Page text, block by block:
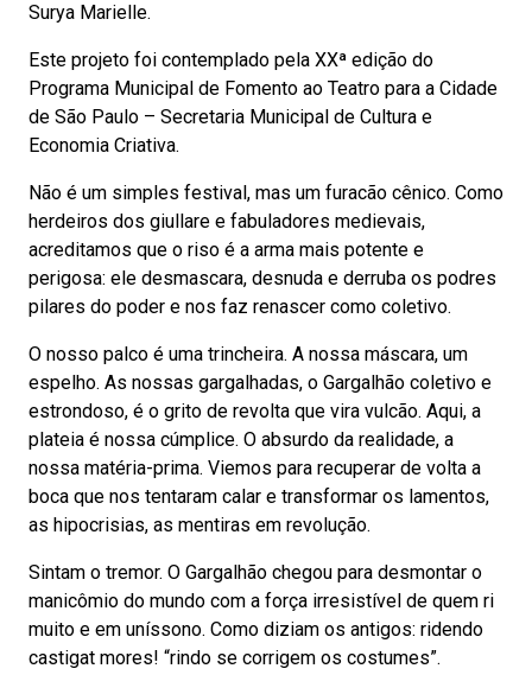
Surya Marielle.
Este projeto foi contemplado pela XXª edição do
Programa Municipal de Fomento ao Teatro para a Cidade
de São Paulo – Secretaria Municipal de Cultura e
Economia Criativa.
Não é um simples festival, mas um furacão cênico. Como
herdeiros dos giullare e fabuladores medievais,
acreditamos que o riso é a arma mais potente e
perigosa: ele desmascara, desnuda e derruba os podres
pilares do poder e nos faz renascer como coletivo.
O nosso palco é uma trincheira. A nossa máscara, um
espelho. As nossas gargalhadas, o Gargalhão coletivo e
estrondoso, é o grito de revolta que vira vulcão. Aqui, a
plateia é nossa cúmplice. O absurdo da realidade, a
nossa matéria-prima. Viemos para recuperar de volta a
boca que nos tentaram calar e transformar os lamentos,
as hipocrisias, as mentiras em revolução.
Sintam o tremor. O Gargalhão chegou para desmontar o
manicômio do mundo com a força irresistível de quem ri
muito e em uníssono. Como diziam os antigos: ridendo
castigat mores! “rindo se corrigem os costumes”.